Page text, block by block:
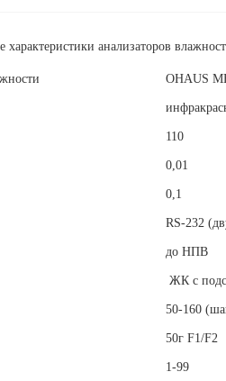
характеристики анализаторов
OHAUS
110
0,01
0,1
RS-232
до НПВ
ЖК с
50-160
50г F1/F2
1-99